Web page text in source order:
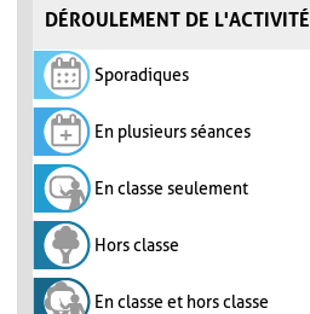
DÉROULEMENT DE L'ACTIVITÉ
Sporadiques
En plusieurs séances
En classe seulement
Hors classe
En classe et hors classe